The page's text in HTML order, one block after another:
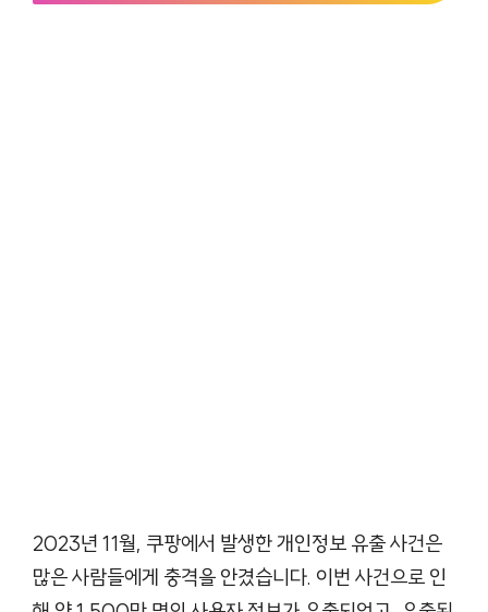
2023년 11월, 쿠팡에서 발생한 개인정보 유출 사건은
많은 사람들에게 충격을 안겼습니다. 이번 사건으로 인